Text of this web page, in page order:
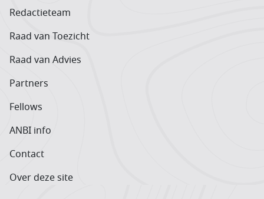
Redactieteam
Raad van Toezicht
Raad van Advies
Partners
Fellows
ANBI info
Contact
Over deze site